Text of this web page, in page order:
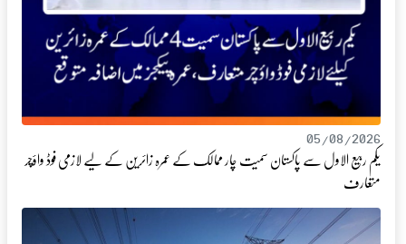
05/08/2026
یکم ربیع الاول سے پاکستان سمیت چار ممالک کے عمرہ زائرین کے لیے لازمی فوڈ واؤچر
متعارف